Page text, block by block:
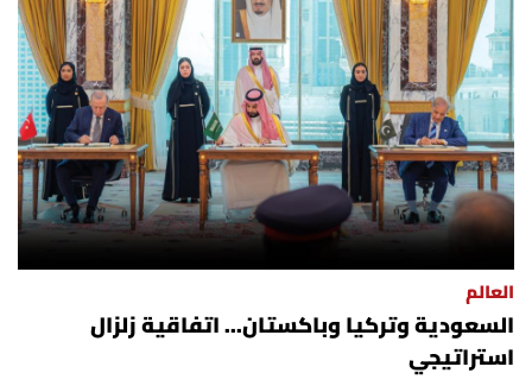
العالم
السعودية وتركيا وباكستان... اتفاقية زلزال
استراتيجي